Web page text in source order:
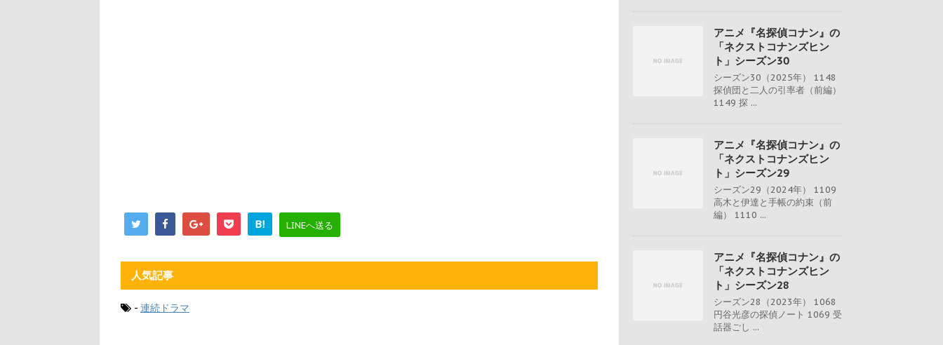
B! LINEへ送る
人気記事
- 連続ドラマ
アニメ『名探偵コナン』の
「ネクストコナンズヒン
ト」シーズン30
シーズン30（2025年） 1148
探偵団と二人の引率者（前編）
1149 探 ...
アニメ『名探偵コナン』の
「ネクストコナンズヒン
ト」シーズン29
シーズン29（2024年） 1109
高木と伊達と手帳の約束（前
編） 1110 ...
アニメ『名探偵コナン』の
「ネクストコナンズヒン
ト」シーズン28
シーズン28（2023年） 1068
円谷光彦の探偵ノート 1069 受
話器ごし ...